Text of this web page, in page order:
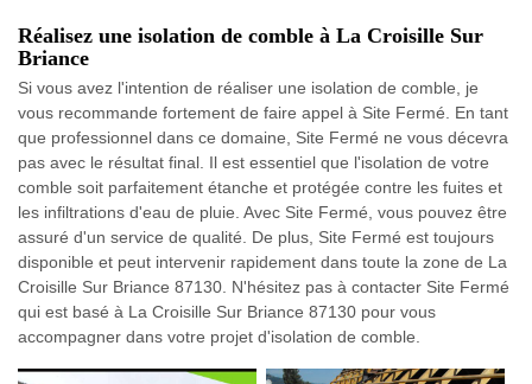
Réalisez une isolation de comble à La Croisille Sur
Briance
Si vous avez l'intention de réaliser une isolation de comble, je
vous recommande fortement de faire appel à Site Fermé. En tant
que professionnel dans ce domaine, Site Fermé ne vous décevra
pas avec le résultat final. Il est essentiel que l'isolation de votre
comble soit parfaitement étanche et protégée contre les fuites et
les infiltrations d'eau de pluie. Avec Site Fermé, vous pouvez être
assuré d'un service de qualité. De plus, Site Fermé est toujours
disponible et peut intervenir rapidement dans toute la zone de La
Croisille Sur Briance 87130. N'hésitez pas à contacter Site Fermé
qui est basé à La Croisille Sur Briance 87130 pour vous
accompagner dans votre projet d'isolation de comble.